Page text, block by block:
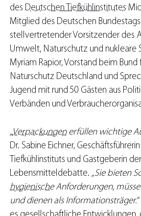
des Deutschen Tiefkühlinstitutes
Mitglied des Deutschen
stellvertretender Vorsitzender des
Umwelt, Naturschutz und nukleare
Myriam Rapior, Vorstand beim
Naturschutz Deutschland und
Jugend mit rund 50 Gästen aus
Verbänden und
„Verpackungenerfüllen wichtige
Dr. Sabine Eichner,
Tiefkühlinstituts und Gastgeberin
Lebensmitteldebatte. „Sie bieten
hygienischeAnforderungen,
und dienen als Informationsträger.“